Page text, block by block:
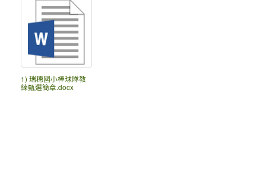
1) 瑞穗國小棒球隊教
練甄選簡章.docx